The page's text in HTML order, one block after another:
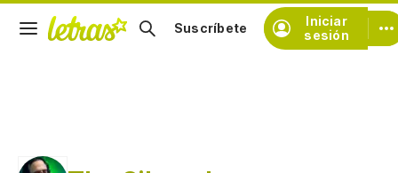
Iniciar
sesión
Suscríbete